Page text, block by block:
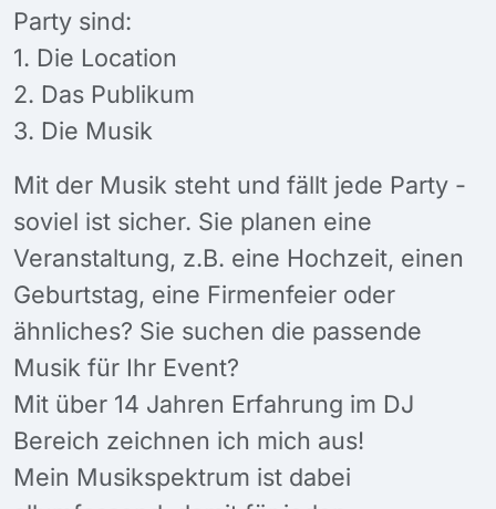
Party sind:
1. Die Location
2. Das Publikum
3. Die Musik
Mit der Musik steht und fällt jede Party -
soviel ist sicher. Sie planen eine
Veranstaltung, z.B. eine Hochzeit, einen
Geburtstag, eine Firmenfeier oder
ähnliches? Sie suchen die passende
Musik für Ihr Event?
Mit über 14 Jahren Erfahrung im DJ
Bereich zeichnen ich mich aus!
Mein Musikspektrum ist dabei